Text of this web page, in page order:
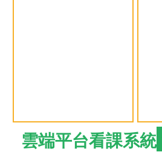
雲端平台看課系統